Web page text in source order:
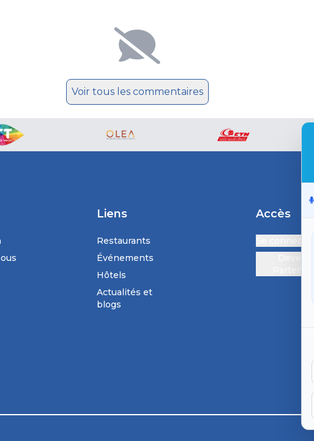
Voir tous les commentaires
Liens
Restaurants
Événements
Hôtels
Actualités et
blogs
Accès